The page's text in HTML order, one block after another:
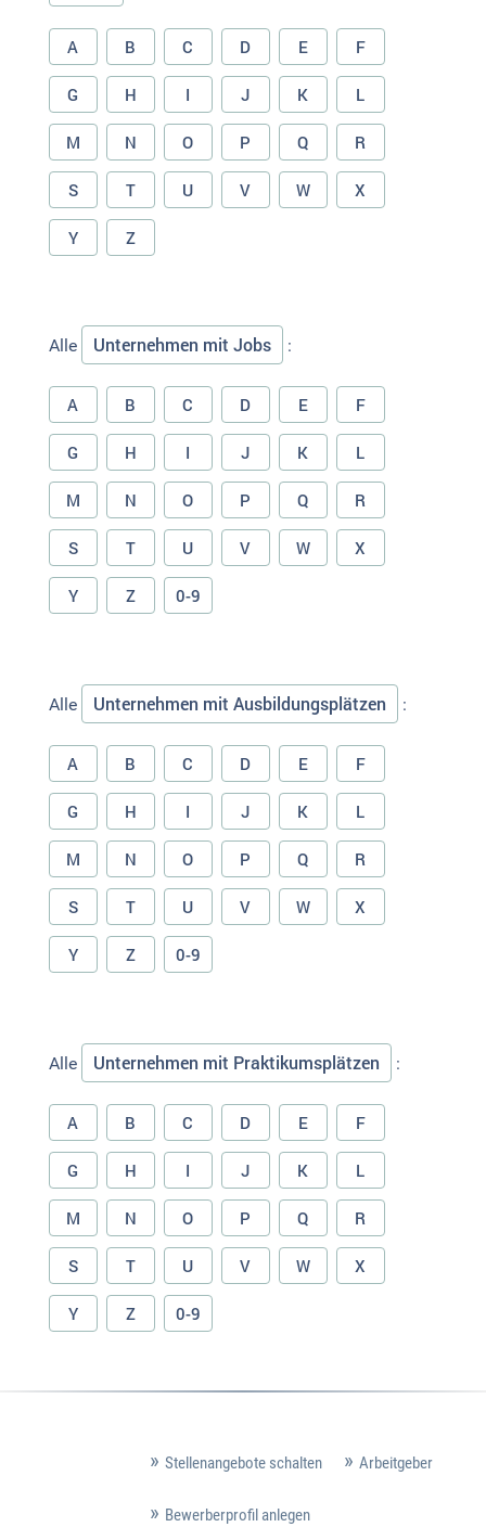
A B C D E F
G H I J K L
M N O P Q R
S T U V W X
Y Z
Alle Unternehmen mit Jobs :
A B C D E F
G H I J K L
M N O P Q R
S T U V W X
Y Z 0-9
Alle Unternehmen mit Ausbildungsplätzen :
A B C D E F
G H I J K L
M N O P Q R
S T U V W X
Y Z 0-9
Alle Unternehmen mit Praktikumsplätzen :
A B C D E F
G H I J K L
M N O P Q R
S T U V W X
Y Z 0-9
Stellenangebote schalten Arbeitgeber
Bewerberprofil anlegen